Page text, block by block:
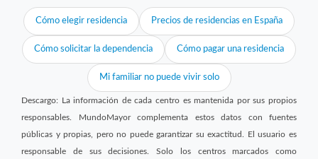
Cómo elegir residencia Precios de residencias en España
Cómo solicitar la dependencia Cómo pagar una residencia
Mi familiar no puede vivir solo
Descargo: La información de cada centro es mantenida por sus propios
responsables. MundoMayor complementa estos datos con fuentes
públicas y propias, pero no puede garantizar su exactitud. El usuario es
responsable de sus decisiones. Solo los centros marcados como